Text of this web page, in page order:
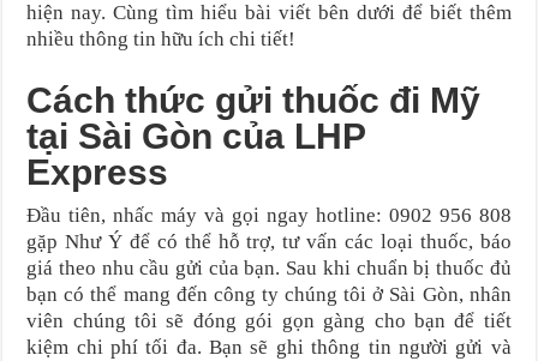
hiện nay. Cùng tìm hiểu bài viết bên dưới để biết thêm
nhiều thông tin hữu ích chi tiết!
Cách thức gửi thuốc đi Mỹ
tại Sài Gòn của LHP
Express
Đầu tiên, nhấc máy và gọi ngay hotline: 0902 956 808
gặp Như Ý để có thể hỗ trợ, tư vấn các loại thuốc, báo
giá theo nhu cầu gửi của bạn. Sau khi chuẩn bị thuốc đủ
bạn có thể mang đến công ty chúng tôi ở Sài Gòn, nhân
viên chúng tôi sẽ đóng gói gọn gàng cho bạn để tiết
kiệm chi phí tối đa. Bạn sẽ ghi thông tin người gửi và